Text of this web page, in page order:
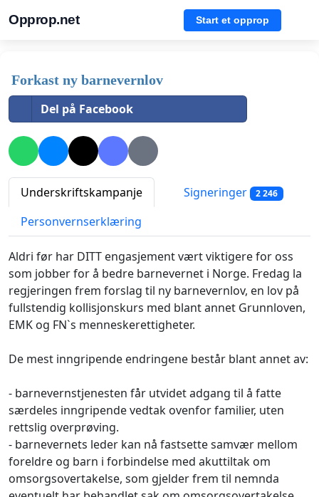
Opprop.net Start et opprop
Forkast ny barnevernlov
Del på Facebook
Underskriftskampanje Signeringer 2 246
Personvernserklæring
Aldri før har DITT engasjement vært viktigere for oss
som jobber for å bedre barnevernet i Norge. Fredag la
regjeringen frem forslag til ny barnevernlov, en lov på
fullstendig kollisjonskurs med blant annet Grunnloven,
EMK og FN`s menneskerettigheter.
De mest inngripende endringene består blant annet av:
- barnevernstjenesten får utvidet adgang til å fatte
særdeles inngripende vedtak ovenfor familier, uten
rettslig overprøving.
- barnevernets leder kan nå fastsette samvær mellom
foreldre og barn i forbindelse med akuttiltak om
omsorgsovertakelse, som gjelder frem til nemnda